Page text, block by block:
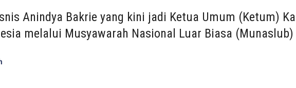
Anindya Bakrie yang kini jadi Ketua Umum (Ketum)
melalui Musyawarah Nasional Luar Biasa (Munaslub)